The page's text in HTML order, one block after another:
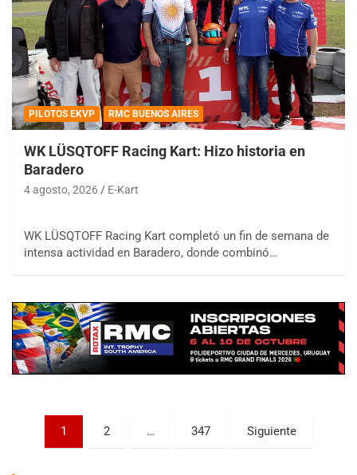
PILOTOS EKVP RMC BUENOS AIRES
WK LÜSQTOFF Racing Kart: Hizo historia en
Baradero
4 agosto, 2026 E-Kart
WK LÜSQTOFF Racing Kart completó un fin de semana de
intensa actividad en Baradero, donde combinó…
Paginación
1 2 … 347 Siguiente
COBERTURA ESPECIAL DE E-KART.COM.AR
08/09-AGO
IAME SERIES ARGENTINA 6
Baradero (Buenos Aires)
KDO - F6
Ciudad de Trenque Lauquen (Asfalto)
Trenque Lauquen (Buenos Aires)
Villaguay (Entre Ríos)